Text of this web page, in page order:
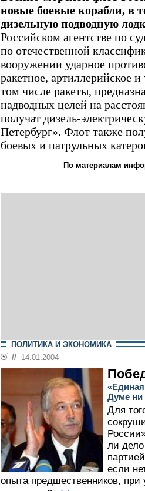
новые боевые корабли, в
дизельную подводную
Российском агентстве по
по отечественной
вооружении ударное
ракетное, артиллерийское
том числе ракеты,
надводных целей на
получат дизель-
Петербург». Флот также
боевых и патрульных
По материалам
ПОЛИТИКА И ЭКОНОМИКА
// 14.01.2004
Думе ни
Для
ли
если
опыта предшественников,